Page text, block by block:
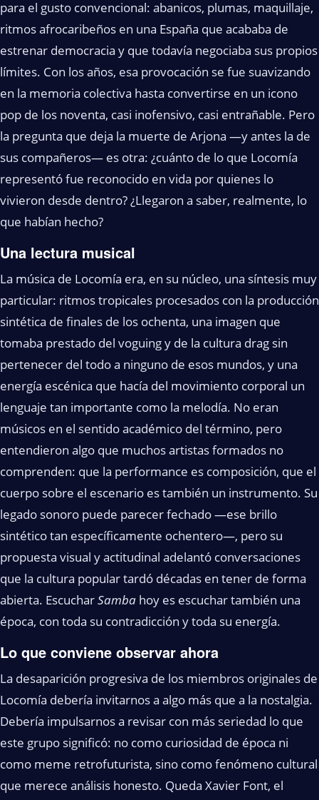
para el gusto convencional: abanicos, plumas, maquillaje,
ritmos afrocaribeños en una España que acababa de
estrenar democracia y que todavía negociaba sus propios
límites. Con los años, esa provocación se fue suavizando
en la memoria colectiva hasta convertirse en un icono
pop de los noventa, casi inofensivo, casi entrañable. Pero
la pregunta que deja la muerte de Arjona —y antes la de
sus compañeros— es otra: ¿cuánto de lo que Locomía
representó fue reconocido en vida por quienes lo
vivieron desde dentro? ¿Llegaron a saber, realmente, lo
que habían hecho?
Una lectura musical
La música de Locomía era, en su núcleo, una síntesis muy
particular: ritmos tropicales procesados con la producción
sintética de finales de los ochenta, una imagen que
tomaba prestado del voguing y de la cultura drag sin
pertenecer del todo a ninguno de esos mundos, y una
energía escénica que hacía del movimiento corporal un
lenguaje tan importante como la melodía. No eran
músicos en el sentido académico del término, pero
entendieron algo que muchos artistas formados no
comprenden: que la performance es composición, que el
cuerpo sobre el escenario es también un instrumento. Su
legado sonoro puede parecer fechado —ese brillo
sintético tan específicamente ochentero—, pero su
propuesta visual y actitudinal adelantó conversaciones
que la cultura popular tardó décadas en tener de forma
abierta. EscucharSamba hoy es escuchar también una
época, con toda su contradicción y toda su energía.
Lo que conviene observar ahora
La desaparición progresiva de los miembros originales de
Locomía debería invitarnos a algo más que a la nostalgia.
Debería impulsarnos a revisar con más seriedad lo que
este grupo significó: no como curiosidad de época ni
como meme retrofuturista, sino como fenómeno cultural
que merece análisis honesto. Queda Xavier Font, el